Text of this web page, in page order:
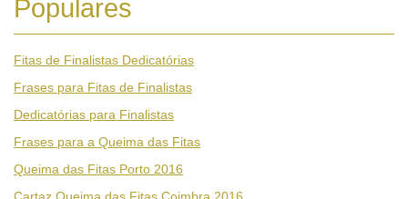
Populares
Fitas de Finalistas Dedicatórias
Frases para Fitas de Finalistas
Dedicatórias para Finalistas
Frases para a Queima das Fitas
Queima das Fitas Porto 2016